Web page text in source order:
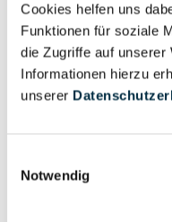
Cookies helfen uns
Funktionen für soziale
die Zugriffe auf unserer
Informationen hierzu
unserer
Notwendig
Wirtschaftlich
Berechtigter